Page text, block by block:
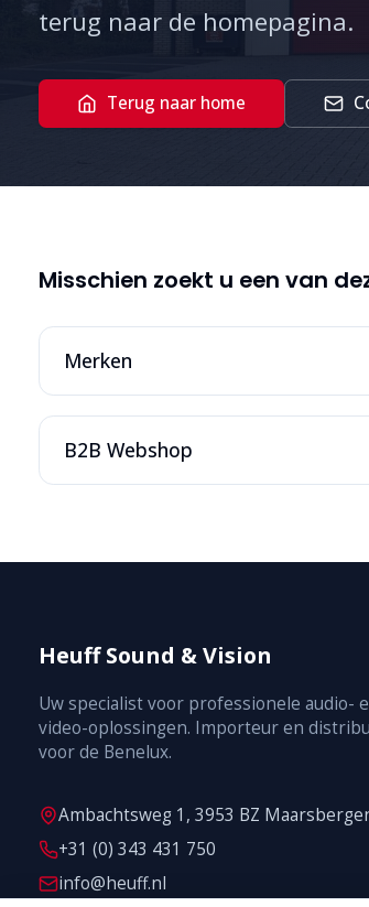
terug naar de homepagina.
Terug naar home
Misschien zoekt u een van
Merken
B2B Webshop
Heuff Sound & Vision
Uw specialist voor professionele audio-
video-oplossingen. Importeur en
voor de Benelux.
Ambachtsweg 1, 3953 BZ
+31 (0) 343 431 750
info@heuff.nl